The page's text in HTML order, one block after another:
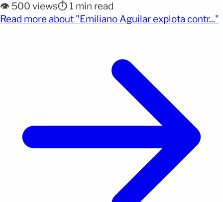
Minuto que Cambió Mi Destino, donde habló
abiertamente sobre los conflictos que han marcado
👁️ 500 views⏱️ 1 min read
Read more about "Emiliano Aguilar explota contr..."